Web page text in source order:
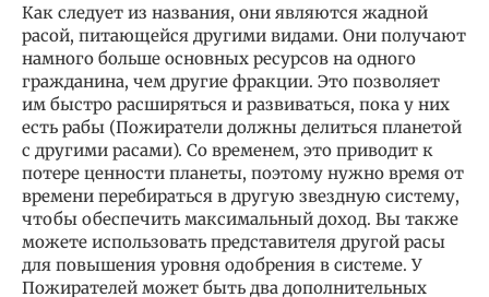
Как следует из названия, они являются жадной
расой, питающейся другими видами. Они получают
намного больше основных ресурсов на одного
гражданина, чем другие фракции. Это позволяет
им быстро расширяться и развиваться, пока у них
есть рабы (Пожиратели должны делиться планетой
с другими расами). Со временем, это приводит к
потере ценности планеты, поэтому нужно время от
времени перебираться в другую звездную систему,
чтобы обеспечить максимальный доход. Вы также
можете использовать представителя другой расы
для повышения уровня одобрения в системе. У
Пожирателей может быть два дополнительных